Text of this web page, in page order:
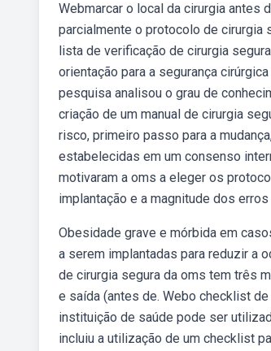
Webmarcar o local da cirurgia antes
parcialmente o protocolo de
lista de verificação de cirurgia
orientação para a segurança
pesquisa analisou o grau de
criação de um manual de cirurgia
risco, primeiro passo para a
estabelecidas em um consenso
motivaram a oms a eleger os
implantação e a magnitude dos erros
Obesidade grave e mórbida em
a serem implantadas para reduzir a
de cirurgia segura da oms tem três
e saída (antes de. Webo checklist
instituição de saúde pode ser
incluiu a utilização de um checklist